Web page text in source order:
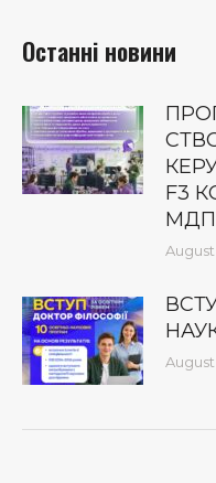
Останні новини
F3